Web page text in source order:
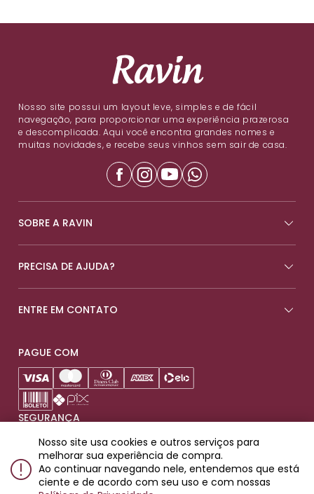
Nosso site possui um layout leve, simples e de fácil
navegação, para proporcionar uma experiência prazerosa
e descomplicada. Aqui você encontra grandes nomes e
muitas novidades, e recebe seus vinhos sem sair de casa.
SOBRE A RAVIN
PRECISA DE AJUDA?
ENTRE EM CONTATO
PAGUE COM
SEGURANÇA
Nosso site usa cookies e outros serviços para
melhorar sua experiência de compra.
Ao continuar navegando nele, entendemos que está
ciente e de acordo com seu uso e com nossas